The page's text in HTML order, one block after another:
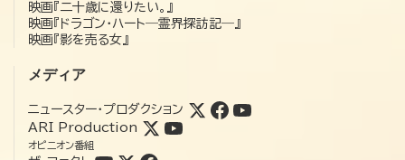
映画『二十歳に還りたい。』
映画『ドラゴン・ハート―霊界探訪記―』
映画『影を売る女』
メディア
ニュースター・プロダクション
ARI Production
オピニオン番組